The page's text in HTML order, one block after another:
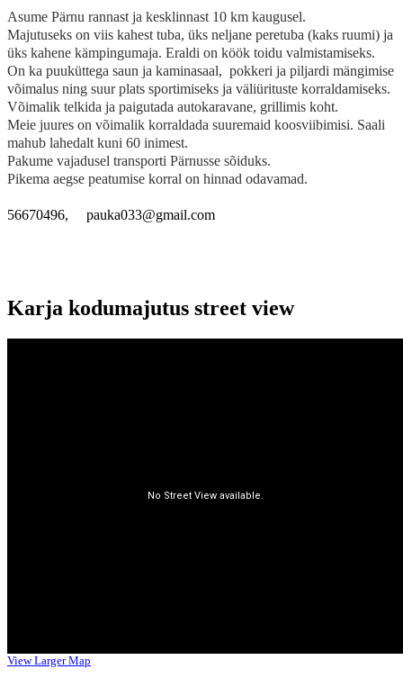
Asume Pärnu rannast ja kesklinnast 10 km kaugusel.
Majutuseks on viis kahest tuba, üks neljane peretuba (kaks ruumi) ja
üks kahene kämpingumaja. Eraldi on köök toidu valmistamiseks.
On ka puuküttega saun ja kaminasaal, pokkeri ja piljardi mängimise
võimalus ning suur plats sportimiseks ja väliürituste korraldamiseks.
Võimalik telkida ja paigutada autokaravane, grillimis koht.
Meie juures on võimalik korraldada suuremaid koosviibimisi. Saali
mahub lahedalt kuni 60 inimest.
Pakume vajadusel transporti Pärnusse sõiduks.
Pikema aegse peatumise korral on hinnad odavamad.
56670496, pauka033@gmail.com
Karja kodumajutus street view
View Larger Map